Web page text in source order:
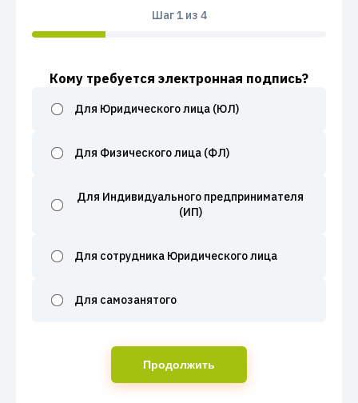
Шаг1из 4
Кому требуется электронная подпись?
Для Юридического лица (ЮЛ)
Для Физического лица (ФЛ)
Для Индивидуального предпринимателя
(ИП)
Для сотрудника Юридического лица
Для самозанятого
Продолжить